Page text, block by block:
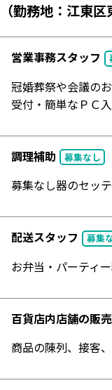
（勤務地：江東区
営業事務スタッフ
冠婚葬祭や会議の
受付・簡単なＰＣ
調理補助 募集なし
募集なし器のセッ
配送スタッフ 募集
お弁当・パーティ
百貨店内店舗の販
商品の陳列、接客